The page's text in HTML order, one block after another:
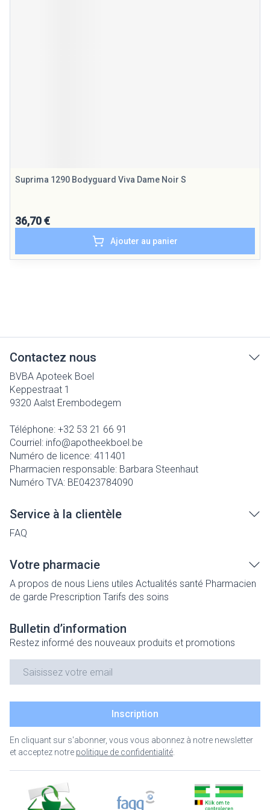
Suprima 1290 Bodyguard Viva Dame Noir S
36,70 €
Ajouter au panier
Contactez nous
BVBA Apoteek Boel
Keppestraat 1
9320 Aalst Erembodegem
Téléphone: +32 53 21 66 91
Courriel: info@apotheekboel.be
Numéro de licence: 411401
Pharmacien responsable: Barbara Steenhaut
Numéro TVA: BE0423784090
Service à la clientèle
FAQ
Votre pharmacie
A propos de nous Liens utiles Actualités santé Pharmacien
de garde Prescription Tarifs des soins
Bulletin d’information
Restez informé des nouveaux produits et promotions
Inscription
En cliquant sur s'abonner, vous vous abonnez à notre newsletter
et acceptez notre politique de confidentialité